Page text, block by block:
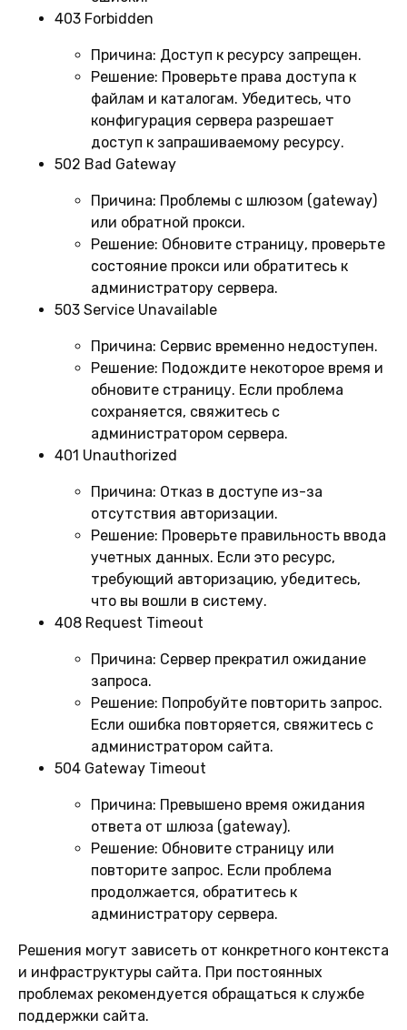
403 Forbidden
Причина: Доступ к ресурсу запрещен.
Решение: Проверьте права доступа к
файлам и каталогам. Убедитесь, что
конфигурация сервера разрешает
доступ к запрашиваемому ресурсу.
502 Bad Gateway
Причина: Проблемы с шлюзом (gateway)
или обратной прокси.
Решение: Обновите страницу, проверьте
состояние прокси или обратитесь к
администратору сервера.
503 Service Unavailable
Причина: Сервис временно недоступен.
Решение: Подождите некоторое время и
обновите страницу. Если проблема
сохраняется, свяжитесь с
администратором сервера.
401 Unauthorized
Причина: Отказ в доступе из-за
отсутствия авторизации.
Решение: Проверьте правильность ввода
учетных данных. Если это ресурс,
требующий авторизацию, убедитесь,
что вы вошли в систему.
408 Request Timeout
Причина: Сервер прекратил ожидание
запроса.
Решение: Попробуйте повторить запрос.
Если ошибка повторяется, свяжитесь с
администратором сайта.
504 Gateway Timeout
Причина: Превышено время ожидания
ответа от шлюза (gateway).
Решение: Обновите страницу или
повторите запрос. Если проблема
продолжается, обратитесь к
администратору сервера.
Решения могут зависеть от конкретного контекста
и инфраструктуры сайта. При постоянных
проблемах рекомендуется обращаться к службе
поддержки сайта.